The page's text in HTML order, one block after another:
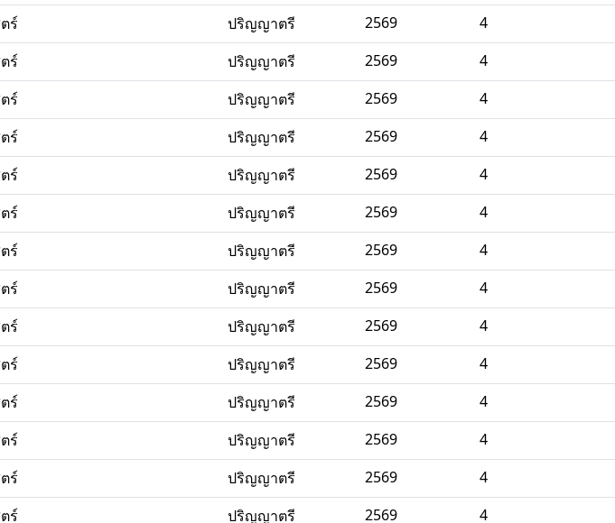
ร์ ปริญญาตรี 2569
4
ร์ ปริญญาตรี 2569
4
ร์ ปริญญาตรี 2569
4
ร์ ปริญญาตรี 2569
4
ร์ ปริญญาตรี 2569
4
ร์ ปริญญาตรี 2569
4
ร์ ปริญญาตรี 2569
4
ร์ ปริญญาตรี 2569
4
ร์ ปริญญาตรี 2569
4
ร์ ปริญญาตรี 2569
4
ร์ ปริญญาตรี 2569
4
ร์ ปริญญาตรี 2569
4
ร์ ปริญญาตรี 2569
4
ร์ ปริญญาตรี 2569
4